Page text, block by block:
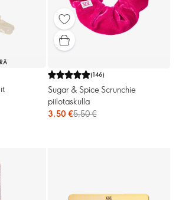
(146)
Sugar & Spice Scrunchie
piilotaskulla
3,50 €5,50 €